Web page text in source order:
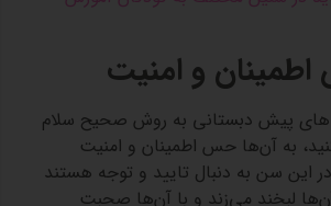
و امنیت
های پیش دبستانی به روش صحیح سلام
به آن‌ها حس اطمینان و امنیت
این سن به دنبال تایید و توجه هستند
لبخند می‌زند و با آن‌ها صحبت